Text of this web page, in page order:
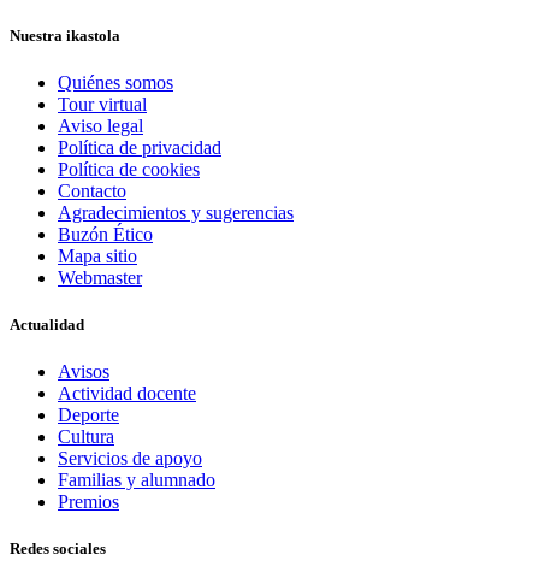
Nuestra ikastola
Quiénes somos
Tour virtual
Aviso legal
Política de privacidad
Política de cookies
Contacto
Agradecimientos y sugerencias
Buzón Ético
Mapa sitio
Webmaster
Actualidad
Avisos
Actividad docente
Deporte
Cultura
Servicios de apoyo
Familias y alumnado
Premios
Redes sociales